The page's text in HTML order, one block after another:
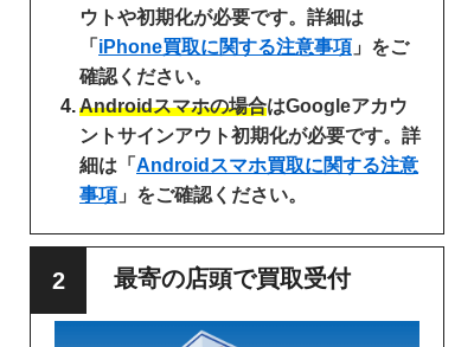
ウトや初期化が必要です。詳細は
「 iPhone買取に関する注意事項 」をご
確認ください。
Androidスマホの場合はGoogleアカウ
ントサインアウト初期化が必要です。詳
細は「 Androidスマホ買取に関する注意
事項 」をご確認ください。
最寄の店頭で買取受付